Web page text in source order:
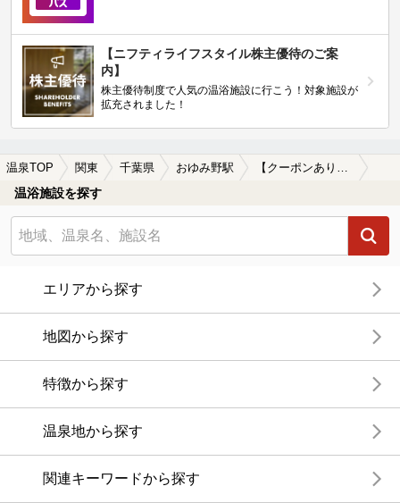
【ニフティライフスタイル株主優待のご案
内】
株主優待制度で人気の温浴施設に行こう！対象施設が
拡充されました！
温泉TOP 関東 千葉県 おゆみ野駅 【クーポンあり】おゆみ野駅近くのサウナ施設おすすめ(2026年版)
温浴施設を探す
エリアから探す
地図から探す
特徴から探す
温泉地から探す
関連キーワードから探す